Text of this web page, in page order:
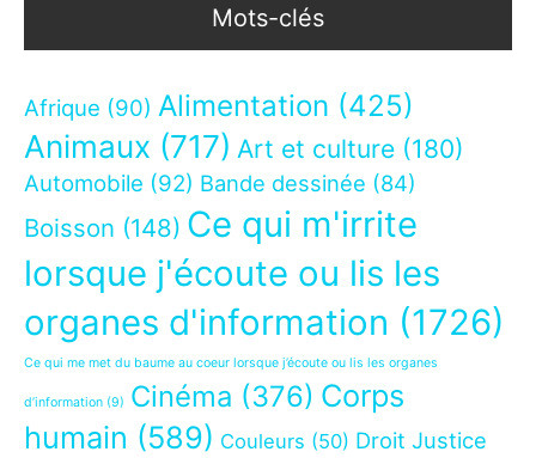
Mots-clés
Afrique (90) Alimentation (425)
Animaux (717) Art et culture (180)
Automobile (92) Bande dessinée (84)
Boisson (148) Ce qui m'irrite
lorsque j'écoute ou lis les
organes d'information (1726)
Ce qui me met du baume au coeur lorsque j’écoute ou lis les organes
d’information (9) Cinéma (376) Corps
humain (589) Couleurs (50) Droit Justice